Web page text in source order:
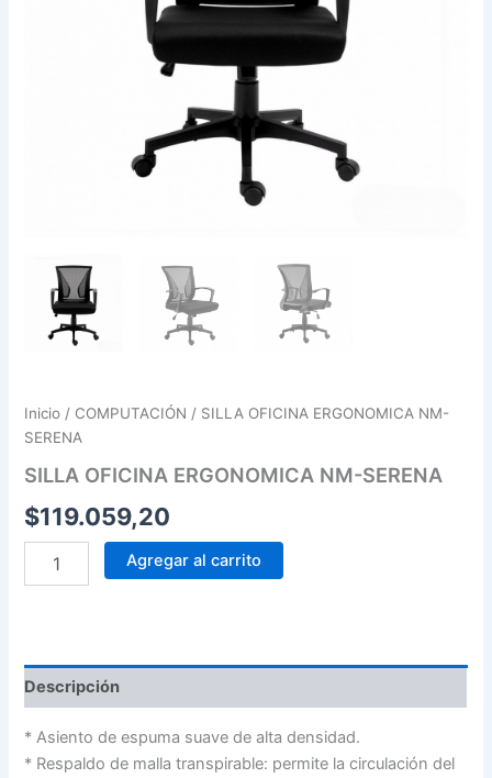
Inicio / COMPUTACIÓN / SILLA OFICINA ERGONOMICA NM-
SERENA
SILLA OFICINA ERGONOMICA NM-SERENA
$119.059,20
Agregar al carrito
Descripción
* Asiento de espuma suave de alta densidad.
* Respaldo de malla transpirable: permite la circulación del